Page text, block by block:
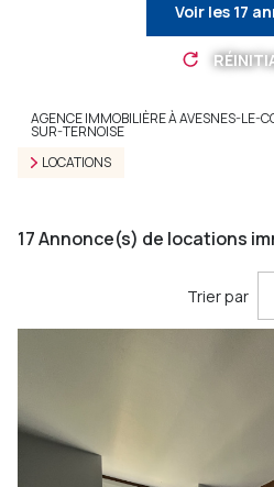
Voir les 17
AGENCE IMMOBILIÈRE À AVESNES-LE-
SUR-TERNOISE
LOCATIONS
17Annonce(s) de locations
Trier par